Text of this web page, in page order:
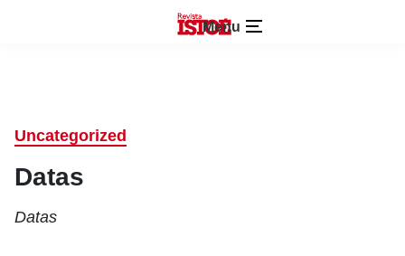
Menu
Uncategorized
Datas
Datas